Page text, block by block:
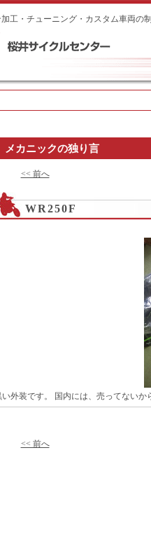
工・チューニング・カスタム車両の
メカニックの独り言
<< 前へ
WR250F
い外装です。 国内には、売ってないか
<< 前へ